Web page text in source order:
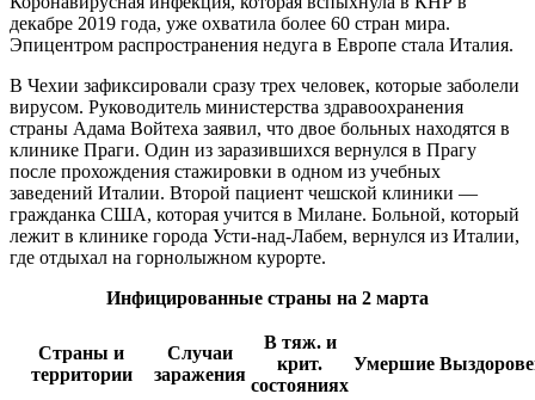
декабре 2019 года, уже охватила более 60 стран мира.
Эпицентром распространения недуга в Европе стала Италия.
В Чехии зафиксировали сразу трех человек, которые заболели
вирусом. Руководитель министерства здравоохранения
страны Адама Войтеха заявил, что двое больных находятся в
клинике Праги. Один из заразившихся вернулся в Прагу
после прохождения стажировки в одном из учебных
заведений Италии. Второй пациент чешской клиники —
гражданка США, которая учится в Милане. Больной, который
лежит в клинике города Усти-над-Лабем, вернулся из Италии,
где отдыхал на горнолыжном курорте.
Инфицированные страны на 2 марта
Страны и
территории
Случаи
заражения
В тяж. и
крит.
состояниях
Умершие